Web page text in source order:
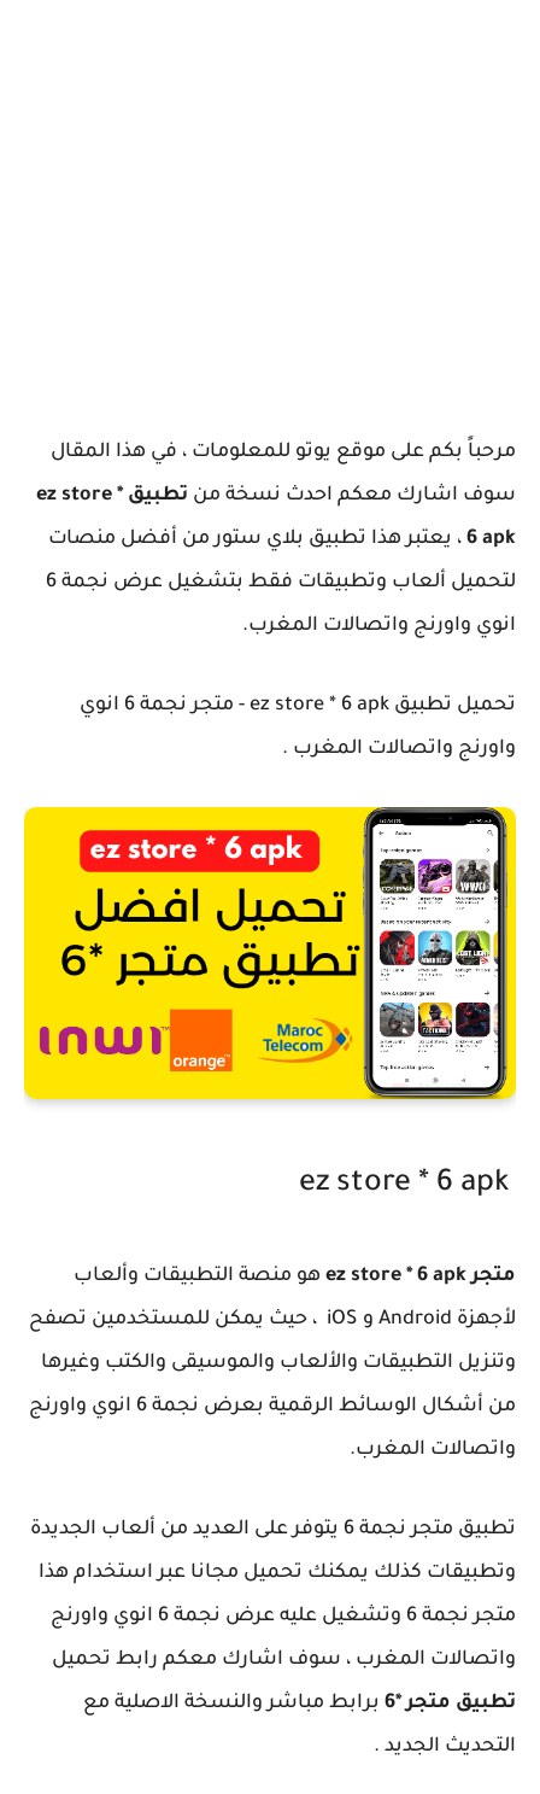
مرحباً بكم على موقع يوتو للمعلومات ، في هذا المقال
سوف اشارك معكم احدث نسخة من
تطبيق ez store *
6 apk ، يعتبر هذا تطبيق بلاي ستور من أفضل منصات
لتحميل ألعاب وتطبيقات فقط بتشغيل عرض نجمة 6
انوي واورنج واتصالات المغرب.
تحميل تطبيق ez store * 6 apk - متجر نجمة 6 انوي
واورنج واتصالات المغرب .
متجر ez store * 6 apk
هو منصة التطبيقات وألعاب
لأجهزة Android و iOS ، حيث يمكن للمستخدمين تصفح
وتنزيل التطبيقات والألعاب والموسيقى والكتب وغيرها
من أشكال الوسائط الرقمية بعرض نجمة 6 انوي واورنج
واتصالات المغرب.
تطبيق متجر نجمة 6 يتوفر على العديد من ألعاب الجديدة
وتطبيقات كذلك يمكنك تحميل مجانا عبر استخدام هذا
متجر نجمة 6 وتشغيل عليه عرض نجمة 6 انوي واورنج
واتصالات المغرب ، سوف اشارك معكم رابط تحميل
تطبيق متجر *6
برابط مباشر والنسخة الاصلية مع
التحديث الجديد .